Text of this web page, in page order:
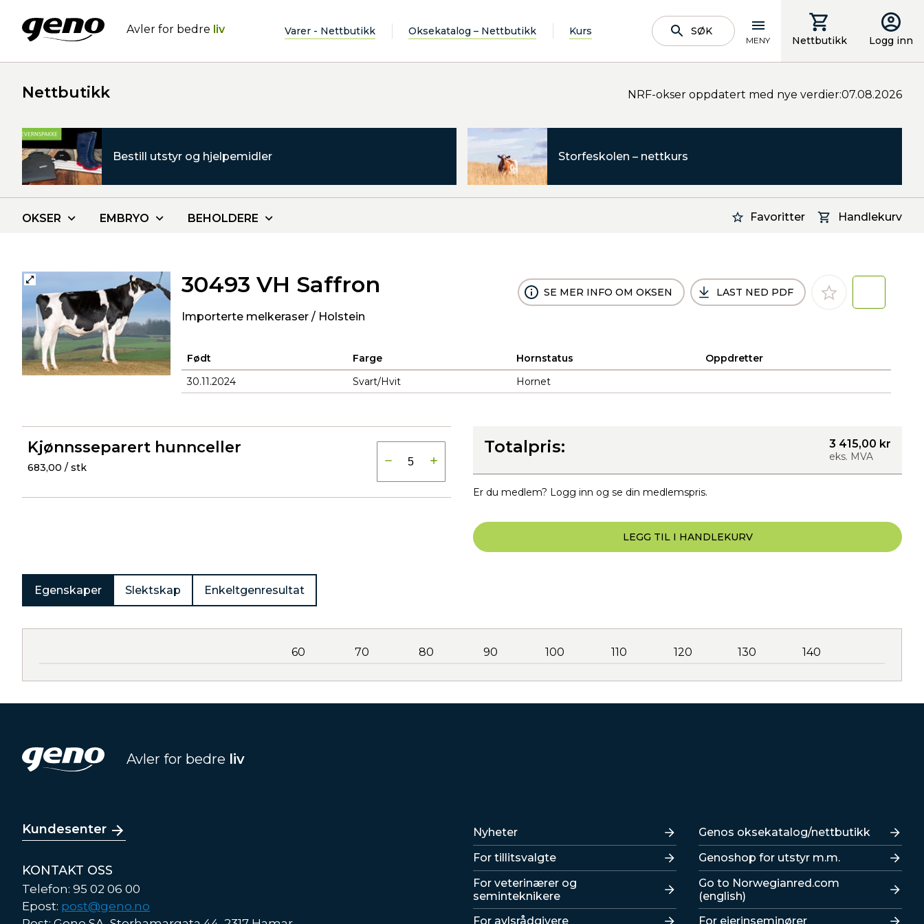
Avler for bedre liv Varer - Nettbutikk Oksekatalog – Nettbutikk Kurs SØK
MENY Nettbutikk Logg inn
Nettbutikk NRF-okser oppdatert med nye verdier:07.08.2026
Bestill utstyr og hjelpemidler Storfeskolen – nettkurs
Favoritter Handlekurv
OKSER EMBRYO BEHOLDERE
30493 VH Saffron
Importerte melkeraser / Holstein
SE MER INFO OM OKSEN LAST NED PDF
Født Farge Hornstatus
Oppdretter
30.11.2024
Svart/Hvit Hornet
Kjønnsseparert hunnceller
683,00 / stk
Totalpris: 3 415,00 kr
eks. MVA
Er du medlem? Logg inn og se din medlemspris.
LEGG TIL I HANDLEKURV
Egenskaper Slektskap Enkeltgenresultat
60 70 80 90 100 110 120 130 140
Avler for bedre liv
Kundesenter
KONTAKT OSS
Telefon: 95 02 06 00
Epost: post@geno.no
Lenker
Nyheter
For tillitsvalgte
For veterinærer og
seminteknikere
For avlsrådgivere
Lenker
Genos oksekatalog/nettbutikk
Genoshop for utstyr m.m.
Go to Norwegianred.com
(english)
For eierinseminører